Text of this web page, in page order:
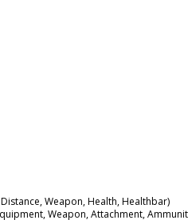
Weapon, Health, Healthbar)
Weapon, Attachment,